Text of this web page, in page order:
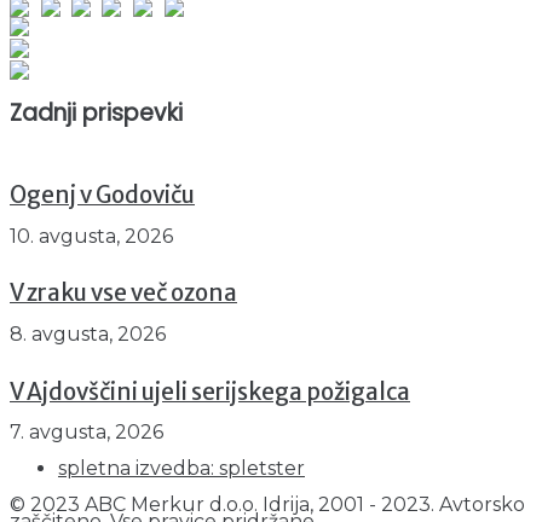
Zadnji prispevki
Ogenj v Godoviču
10. avgusta, 2026
V zraku vse več ozona
8. avgusta, 2026
V Ajdovščini ujeli serijskega požigalca
7. avgusta, 2026
spletna izvedba: spletster
© 2023 ABC Merkur d.o.o. Idrija, 2001 - 2023. Avtorsko